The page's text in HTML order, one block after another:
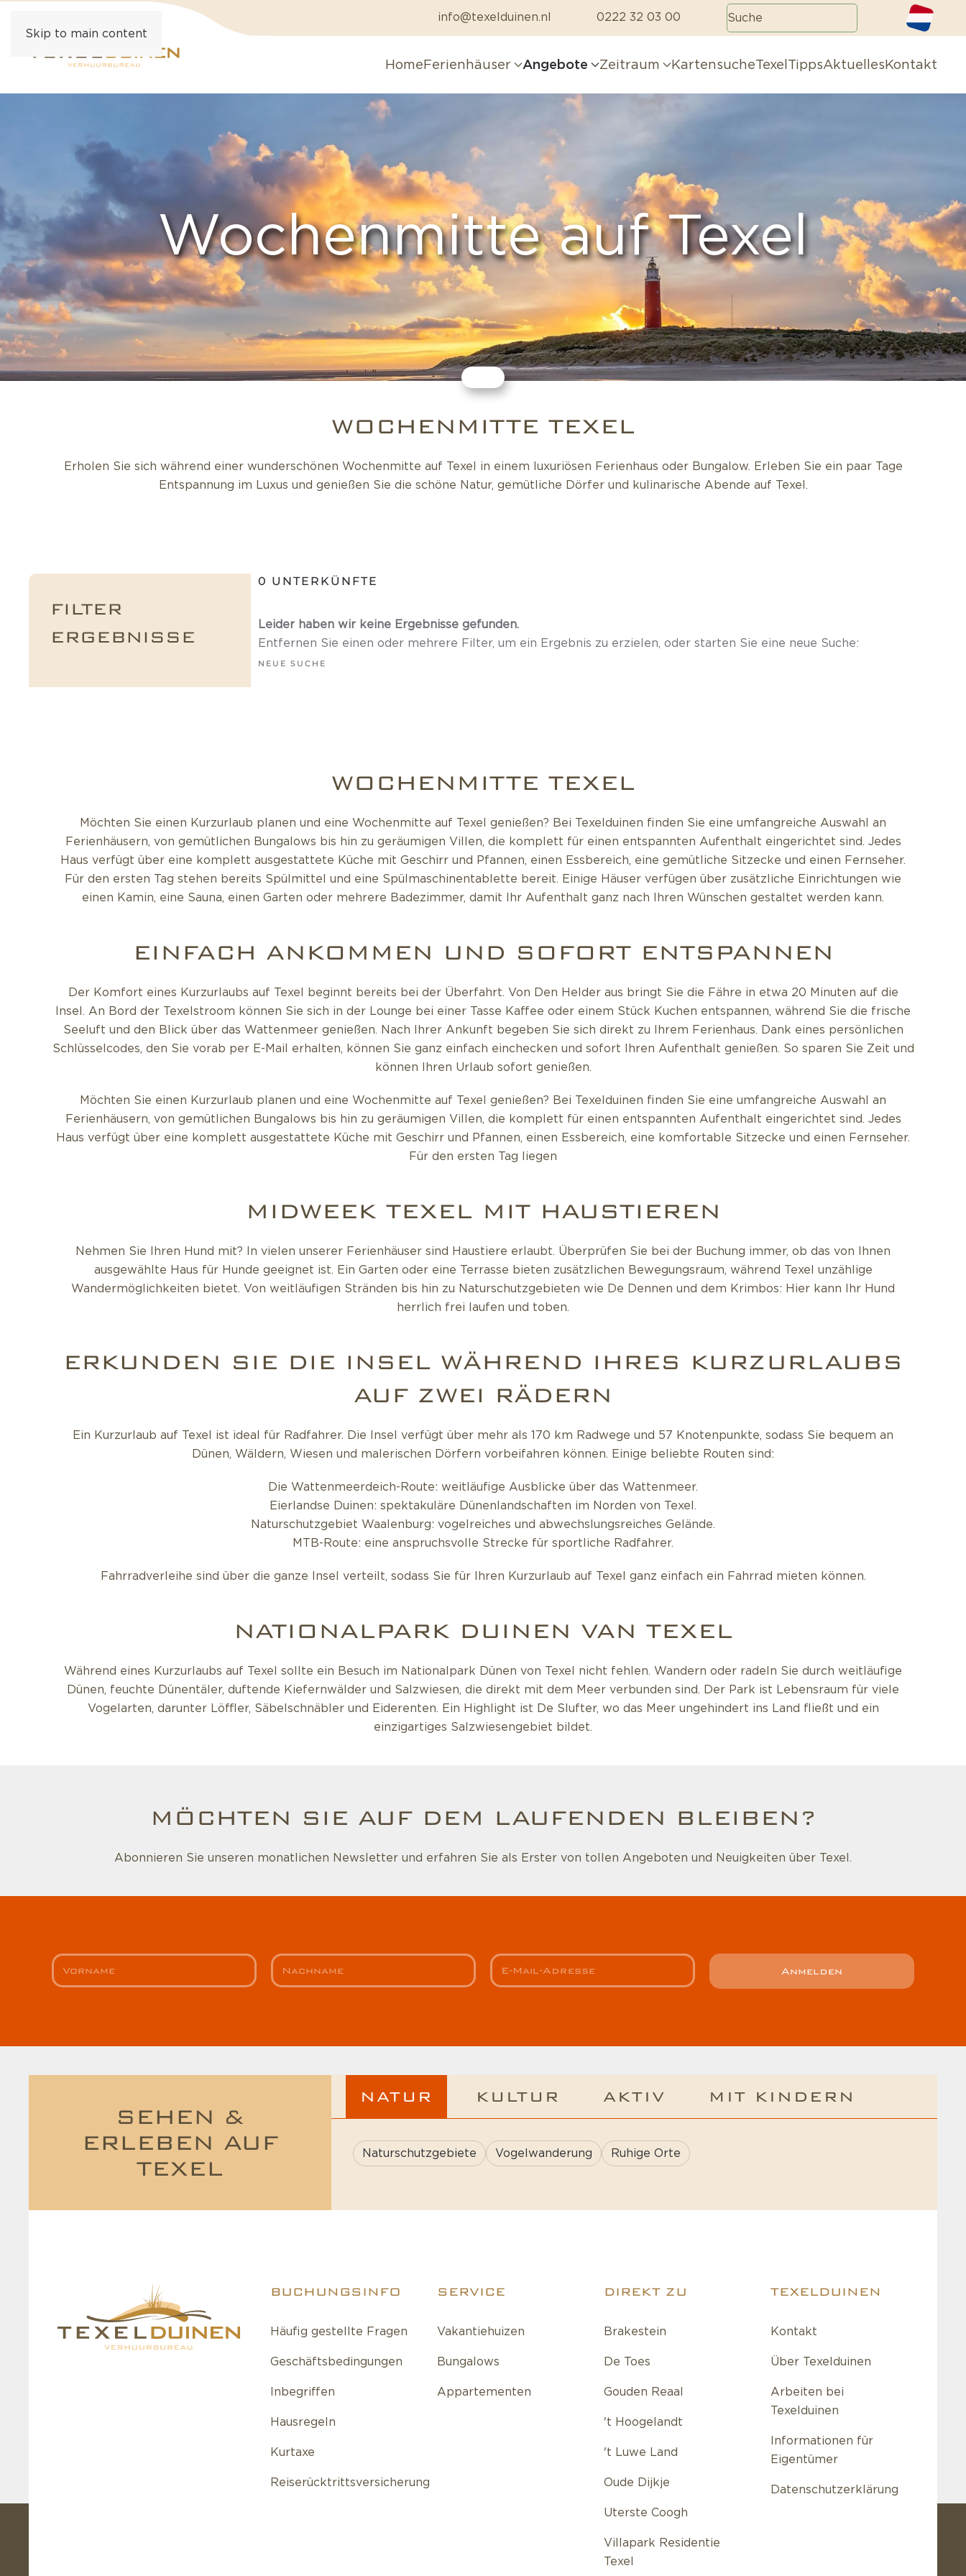
Skip to main content
info@texelduinen.nl 0222 32 03 00
Home Ferienhäuser Angebote Zeitraum KartensucheTexelTippsAktuelles Kontakt
Wochenmitte auf Texel
WOCHENMITTE TEXEL
Erholen Sie sich während einer wunderschönen Wochenmitte auf Texel in einem luxuriösen Ferienhaus oder Bungalow. Erleben Sie ein paar Tage
Entspannung im Luxus und genießen Sie die schöne Natur, gemütliche Dörfer und kulinarische Abende auf Texel.
FILTER
ERGEBNISSE
0 UNTERKÜNFTE
Leider haben wir keine Ergebnisse gefunden.
Entfernen Sie einen oder mehrere Filter, um ein Ergebnis zu erzielen, oder starten Sie eine neue Suche:
NEUE SUCHE
WOCHENMITTE TEXEL
Möchten Sie einen Kurzurlaub planen und eine Wochenmitte auf Texel genießen? Bei Texelduinen finden Sie eine umfangreiche Auswahl an
Ferienhäusern, von gemütlichen Bungalows bis hin zu geräumigen Villen, die komplett für einen entspannten Aufenthalt eingerichtet sind. Jedes
Haus verfügt über eine komplett ausgestattete Küche mit Geschirr und Pfannen, einen Essbereich, eine gemütliche Sitzecke und einen Fernseher.
Für den ersten Tag stehen bereits Spülmittel und eine Spülmaschinentablette bereit. Einige Häuser verfügen über zusätzliche Einrichtungen wie
einen Kamin, eine Sauna, einen Garten oder mehrere Badezimmer, damit Ihr Aufenthalt ganz nach Ihren Wünschen gestaltet werden kann.
EINFACH ANKOMMEN UND SOFORT ENTSPANNEN
Der Komfort eines Kurzurlaubs auf Texel beginnt bereits bei der Überfahrt. Von Den Helder aus bringt Sie die Fähre in etwa 20 Minuten auf die
Insel. An Bord der Texelstroom können Sie sich in der Lounge bei einer Tasse Kaffee oder einem Stück Kuchen entspannen, während Sie die frische
Seeluft und den Blick über das Wattenmeer genießen. Nach Ihrer Ankunft begeben Sie sich direkt zu Ihrem Ferienhaus. Dank eines persönlichen
Schlüsselcodes, den Sie vorab per E-Mail erhalten, können Sie ganz einfach einchecken und sofort Ihren Aufenthalt genießen. So sparen Sie Zeit und
können Ihren Urlaub sofort genießen.
Möchten Sie einen Kurzurlaub planen und eine Wochenmitte auf Texel genießen? Bei Texelduinen finden Sie eine umfangreiche Auswahl an
Ferienhäusern, von gemütlichen Bungalows bis hin zu geräumigen Villen, die komplett für einen entspannten Aufenthalt eingerichtet sind. Jedes
Haus verfügt über eine komplett ausgestattete Küche mit Geschirr und Pfannen, einen Essbereich, eine komfortable Sitzecke und einen Fernseher.
Für den ersten Tag liegen
MIDWEEK TEXEL MIT HAUSTIEREN
Nehmen Sie Ihren Hund mit? In vielen unserer Ferienhäuser sind Haustiere erlaubt. Überprüfen Sie bei der Buchung immer, ob das von Ihnen
ausgewählte Haus für Hunde geeignet ist. Ein Garten oder eine Terrasse bieten zusätzlichen Bewegungsraum, während Texel unzählige
Wandermöglichkeiten bietet. Von weitläufigen Stränden bis hin zu Naturschutzgebieten wie De Dennen und dem Krimbos: Hier kann Ihr Hund
herrlich frei laufen und toben.
ERKUNDEN SIE DIE INSEL WÄHREND IHRES KURZURLAUBS
AUF ZWEI RÄDERN
Ein Kurzurlaub auf Texel ist ideal für Radfahrer. Die Insel verfügt über mehr als 170 km Radwege und 57 Knotenpunkte, sodass Sie bequem an
Dünen, Wäldern, Wiesen und malerischen Dörfern vorbeifahren können. Einige beliebte Routen sind:
Die Wattenmeerdeich-Route: weitläufige Ausblicke über das Wattenmeer.
Eierlandse Duinen: spektakuläre Dünenlandschaften im Norden von Texel.
Naturschutzgebiet Waalenburg: vogelreiches und abwechslungsreiches Gelände.
MTB-Route: eine anspruchsvolle Strecke für sportliche Radfahrer.
Fahrradverleihe sind über die ganze Insel verteilt, sodass Sie für Ihren Kurzurlaub auf Texel ganz einfach ein Fahrrad mieten können.
NATIONALPARK DUINEN VAN TEXEL
Während eines Kurzurlaubs auf Texel sollte ein Besuch im Nationalpark Dünen von Texel nicht fehlen. Wandern oder radeln Sie durch weitläufige
Dünen, feuchte Dünentäler, duftende Kiefernwälder und Salzwiesen, die direkt mit dem Meer verbunden sind. Der Park ist Lebensraum für viele
Vogelarten, darunter Löffler, Säbelschnäbler und Eiderenten. Ein Highlight ist De Slufter, wo das Meer ungehindert ins Land fließt und ein
einzigartiges Salzwiesengebiet bildet.
MÖCHTEN SIE AUF DEM LAUFENDEN BLEIBEN?
Abonnieren Sie unseren monatlichen Newsletter und erfahren Sie als Erster von tollen Angeboten und Neuigkeiten über Texel.
Anmelden
SEHEN &
ERLEBEN AUF
TEXEL
NATUR KULTUR AKTIV MIT KINDERN
Naturschutzgebiete Vogelwanderung Ruhige Orte
BUCHUNGSINFO
Häufig gestellte Fragen
Geschäftsbedingungen
Inbegriffen
Hausregeln
Kurtaxe
Reiserücktrittsversicherung
SERVICE
Vakantiehuizen
Bungalows
Appartementen
DIREKT ZU
Brakestein
De Toes
Gouden Reaal
't Hoogelandt
't Luwe Land
Oude Dijkje
Uterste Coogh
Villapark Residentie
Texel
TEXELDUINEN
Kontakt
Über Texelduinen
Arbeiten bei
Texelduinen
Informationen für
Eigentümer
Datenschutzerklärung